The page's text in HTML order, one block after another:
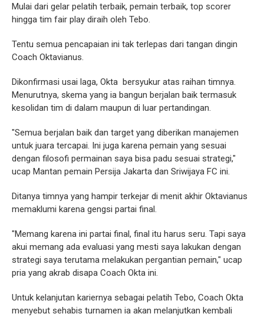
Mulai dari gelar pelatih terbaik, pemain terbaik, top scorer
hingga tim fair play diraih oleh Tebo.
Tentu semua pencapaian ini tak terlepas dari tangan dingin
Coach Oktavianus.
Dikonfirmasi usai laga, Okta bersyukur atas raihan timnya.
Menurutnya, skema yang ia bangun berjalan baik termasuk
kesolidan tim di dalam maupun di luar pertandingan.
"Semua berjalan baik dan target yang diberikan manajemen
untuk juara tercapai. Ini juga karena pemain yang sesuai
dengan filosofi permainan saya bisa padu sesuai strategi,"
ucap Mantan pemain Persija Jakarta dan Sriwijaya FC ini.
Ditanya timnya yang hampir terkejar di menit akhir Oktavianus
memaklumi karena gengsi partai final.
"Memang karena ini partai final, final itu harus seru. Tapi saya
akui memang ada evaluasi yang mesti saya lakukan dengan
strategi saya terutama melakukan pergantian pemain," ucap
pria yang akrab disapa Coach Okta ini.
Untuk kelanjutan kariernya sebagai pelatih Tebo, Coach Okta
menyebut sehabis turnamen ia akan melanjutkan kembali